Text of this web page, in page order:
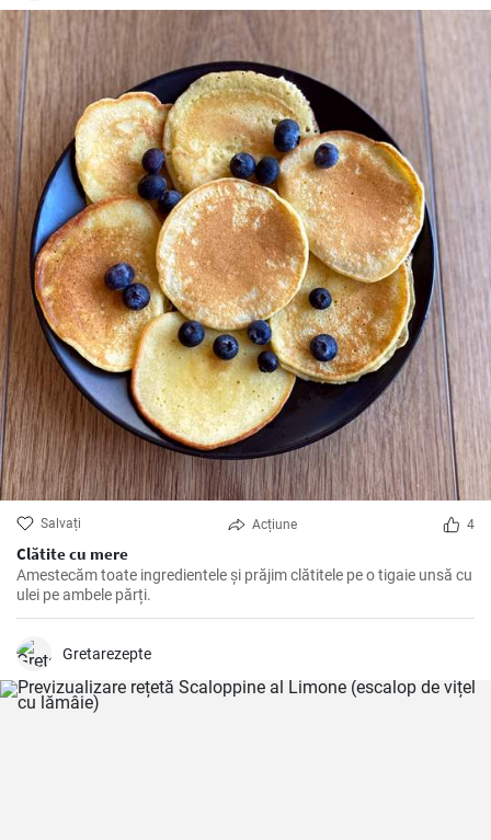
Salvați Acțiune 4
Clătite cu mere
Amestecăm toate ingredientele și prăjim clătitele pe o tigaie unsă cu
ulei pe ambele părți.
Gretarezepte